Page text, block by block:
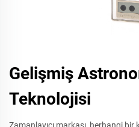
Gelişmiş
Teknolojisi